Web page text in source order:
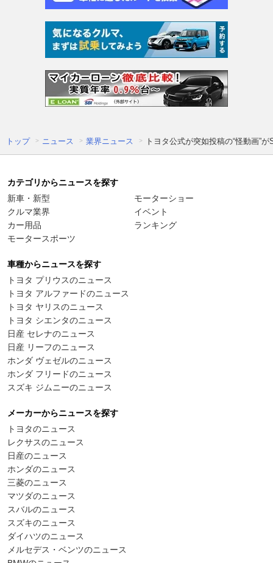
トップ ニュース 業界ニュース トヨタ公式が突如投稿の“怪動画”
カテゴリからニュースを探す
新車・新型
クルマ業界
カー用品
モータースポーツ
モーターショー
イベント
ランキング
車種からニュースを探す
トヨタ プリウスのニュース
トヨタ アルファードのニュース
トヨタ ヤリスのニュース
トヨタ シエンタのニュース
日産 セレナのニュース
日産 リーフのニュース
ホンダ ヴェゼルのニュース
ホンダ フリードのニュース
スズキ ジムニーのニュース
メーカーからニュースを探す
トヨタのニュース
レクサスのニュース
日産のニュース
ホンダのニュース
三菱のニュース
マツダのニュース
スバルのニュース
スズキのニュース
ダイハツのニュース
メルセデス・ベンツのニュース